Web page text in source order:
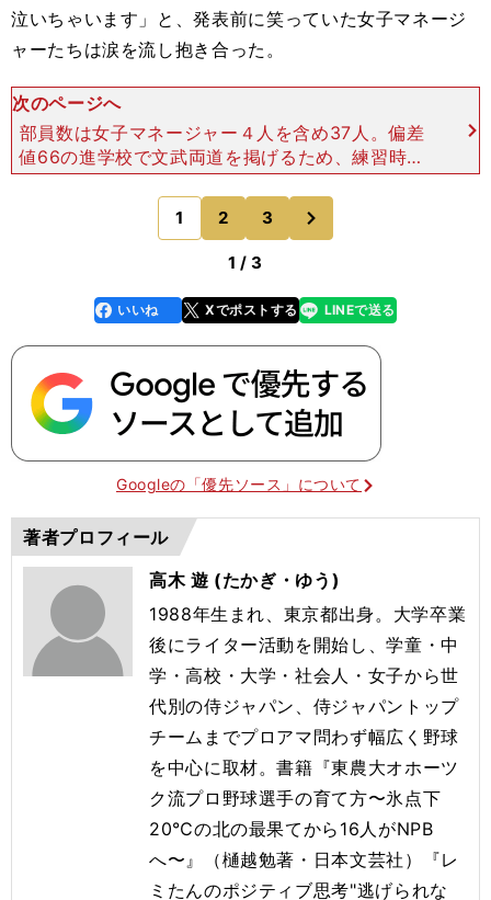
泣いちゃいます」と、発表前に笑っていた女子マネージ
ャーたちは涙を流し抱き合った。
次のページへ
部員数は女子マネージャー４人を含め37人。偏差
値66の進学校で文武両道を掲げるため、練習時間
は平日放課後の約２時間。グラウンドは野球部を含
む5つの部との共用で、狭くて危険なため、放課後
の練習でフリー打
1 2 3
1 / 3
faceboo
k
いいね Xでポストする
line LINEで送る
Googleの「優先ソース」について
著者プロフィール
高木 遊 (たかぎ・ゆう)
1988年生まれ、東京都出身。大学卒業
後にライター活動を開始し、学童・中
学・高校・大学・社会人・女子から世
代別の侍ジャパン、侍ジャパントップ
チームまでプロアマ問わず幅広く野球
を中心に取材。書籍『東農大オホーツ
ク流プロ野球選手の育て方〜氷点下
20℃の北の最果てから16人がNPB
へ〜』（樋越勉著・日本文芸社）『レ
ミたんのポジティブ思考"逃げられな